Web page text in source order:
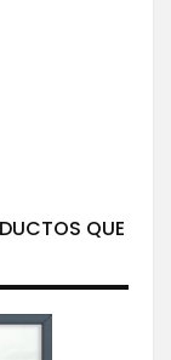
QUE